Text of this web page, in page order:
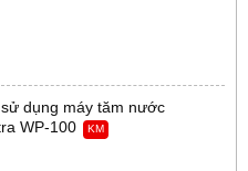
dụng máy tăm nước
WP-100
KM